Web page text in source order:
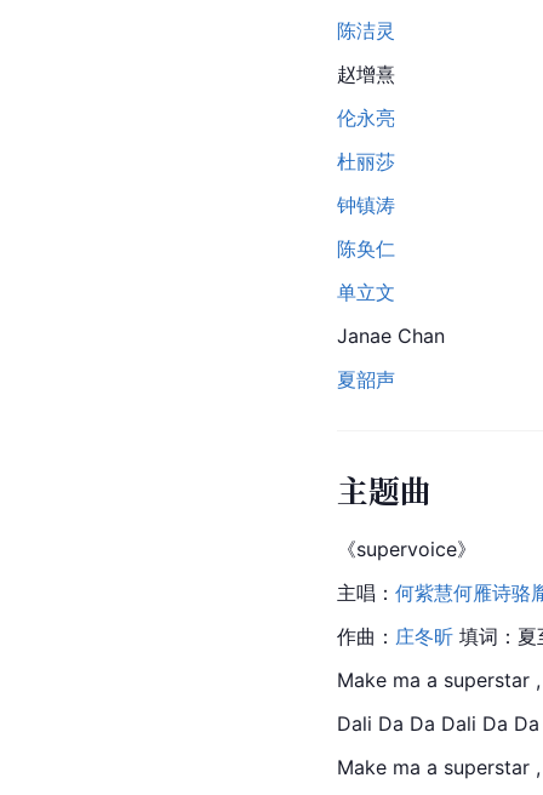
陈洁灵
赵增熹
伦永亮
杜丽莎
钟镇涛
陈奂仁
单立文
Janae Chan
夏韶声
主题曲
《supervoice》
主唱： 何紫慧何雁诗骆
作曲： 庄冬昕 填词： 夏
Make ma a superstar
Dali Da Da Dali Da Da
Make ma a superstar